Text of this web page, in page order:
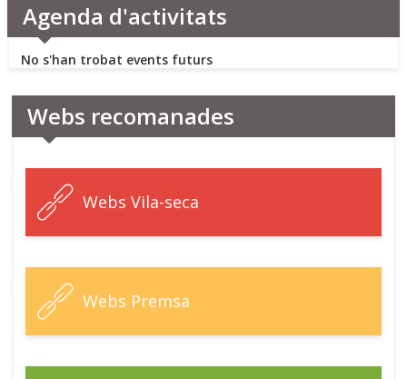
Agenda d'activitats
No s'han trobat events futurs
Webs recomanades
Webs Vila-seca
Webs Premsa